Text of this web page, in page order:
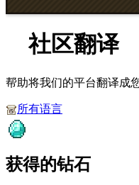
社区翻译
帮助将我们的平台翻译成
所有语言
获得的钻石